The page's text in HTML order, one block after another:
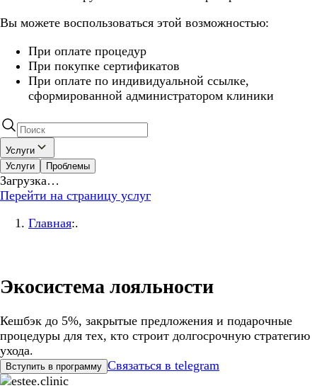
Вы можете воспользоваться этой возможностью:
При оплате процедур
При покупке сертификатов
При оплате по индивидуальной ссылке,
сформированной администратором клиники
Услуги
Услуги
Проблемы
Загрузка…
Перейти на страницу услуг
Главная:.
Экосистема лояльности
Кешбэк до 5%, закрытые предложения и подарочные
процедуры для тех, кто строит долгосрочную стратегию
ухода.
Вступить в программу Связаться в telegram